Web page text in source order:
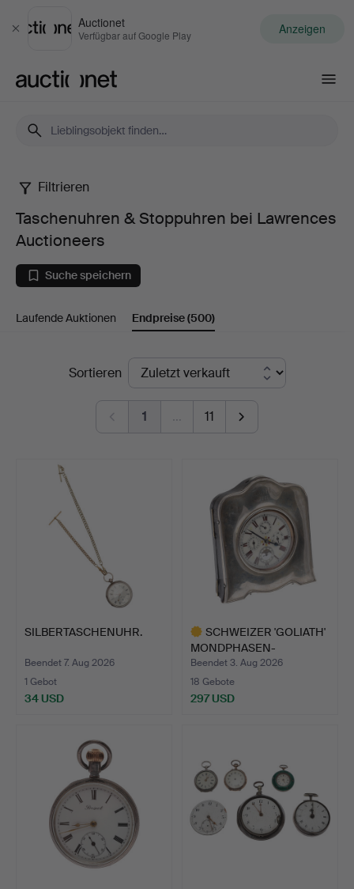
Schließen
Auctionet
Verfügbar auf Google Play Anzeigen
Taschenuhren
Stoppuhren
bei
Auctioneers
Filtrieren
Taschenuhren & Stoppuhren bei Lawrences
Auctioneers
Suche speichern
Laufende Auktionen Endpreise(500)
EndpreiseSortieren
1 … 11
SILBERTASCHENUHR.
Beendet 7. Aug 2026
1 Gebot
34 USD
SCHWEIZER 'GOLIATH'
MONDPHASEN-
KALENDERUHR…
Beendet 3. Aug 2026
18 Gebote
297 USD